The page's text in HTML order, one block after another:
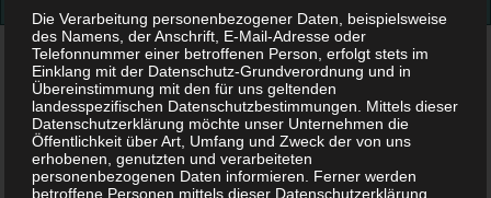
Baby&Kind>Baby>Malzbier trinken in der Stillzeit – Wird
die Milchmenge erhöht?
Malzbier trinken in der
Die Verarbeitung personenbezogener Daten, beispielsweise
des Namens, der Anschrift, E-Mail-Adresse oder
Telefonnummer einer betroffenen Person, erfolgt stets im
Einklang mit der Datenschutz-Grundverordnung und in
Übereinstimmung mit den für uns geltenden
landesspezifischen Datenschutzbestimmungen. Mittels dieser
Datenschutzerklärung möchte unser Unternehmen die
Öffentlichkeit über Art, Umfang und Zweck der von uns
erhobenen, genutzten und verarbeiteten
personenbezogenen Daten informieren. Ferner werden
betroffene Personen mittels dieser Datenschutzerklärung